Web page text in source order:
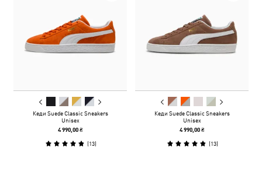
Кеди Suede Classic Sneakers
Unisex
4 990,00 ₴
(13)
Кеди Suede Classic Sneakers
Unisex
4 990,00 ₴
(13)